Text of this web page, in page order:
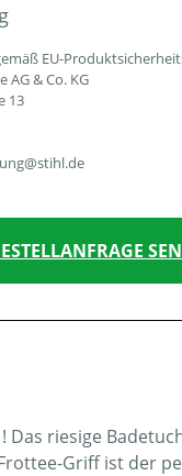
EU-
AG & Co. KG
13
Das riesige
Griff ist der